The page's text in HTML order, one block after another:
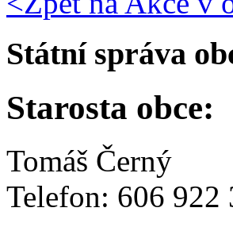
Státní správa
Starosta obce:
Tomáš Černý
Telefon: 606 922